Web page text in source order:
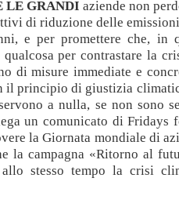
LE GRANDI aziende non
di riduzione delle
e per promettere che, in
per contrastare la
di misure immediate e
il principio di giustizia
a nulla, se non sono
un comunicato di Fridays
la Giornata mondiale di
la campagna «Ritorno al
stesso tempo la crisi